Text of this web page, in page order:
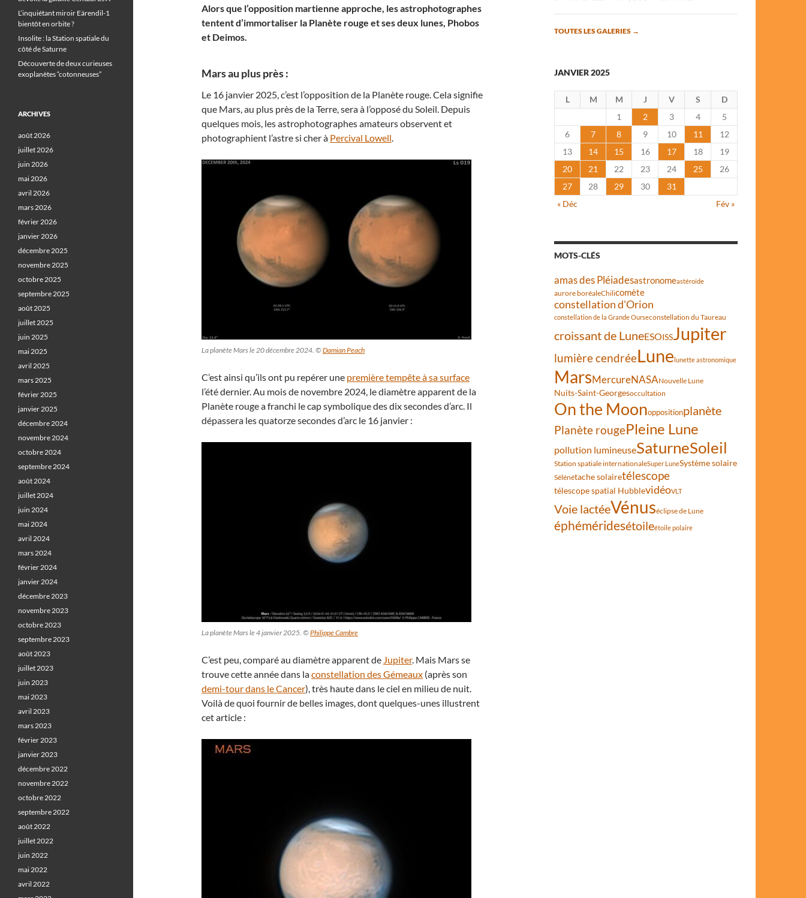
Alors que l’opposition martienne approche, les astrophotographes
tentent d’immortaliser la Planète rouge et ses deux lunes, Phobos
et Deimos.
Mars au plus près :
Le 16 janvier 2025, c’est l’opposition de la Planète rouge. Cela signifie
que Mars, au plus près de la Terre, sera à l’opposé du Soleil. Depuis
quelques mois, les astrophotographes amateurs observent et
photographient l’astre si cher à Percival Lowell.
La planète Mars le 20 décembre 2024. ©Damian Peach
C’est ainsi qu’ils ont pu repérer une première tempête à sa surface
l’été dernier. Au mois de novembre 2024, le diamètre apparent de la
Planète rouge a franchi le cap symbolique des dix secondes d’arc. Il
dépassera les quatorze secondes d’arc le 16 janvier :
La planète Mars le 4 janvier 2025. ©Philippe Cambre
C’est peu, comparé au diamètre apparent de Jupiter. Mais Mars se
trouve cette année dans laconstellation des Gémeaux (après son
demi-tour dans le Cancer), très haute dans le ciel en milieu de nuit.
Voilà de quoi fournir de belles images, dont quelques-unes illustrent
cet article :
TOUTES LES GALERIES →
JANVIER 2025
L M M J V S
D
1
2 3 4
5
6
7 8 9 10 11
12
13
14 15 16 17 18
19
20
21 22 23 24 25
26
27
28 29 30
31
« Déc
Fév »
MOTS-CLÉS
amas des Pléiadesastronomeastéroïde
aurore boréaleChilicomète
constellation d'Orion
constellation de la Grande Ourseconstellation du Taureau
croissant de LuneESOISSJupiter
lumière cendréeLunelunette astronomique
MarsMercureNASANouvelle Lune
Nuits-Saint-Georgesoccultation
On the Moonoppositionplanète
Planète rougePleine Lune
pollution lumineuseSaturneSoleil
Station spatiale internationaleSuper LuneSystème solaire
Sélénétache solairetélescope
télescope spatial HubblevidéoVLT
Voie lactéeVénuséclipse de Lune
éphéméridesétoileétoile polaire
L’inquiétant miroir Eärendil-1
bientôt en orbite ?
Insolite : la Station spatiale du
côté de Saturne
Découverte de deux curieuses
exoplanètes “cotonneuses”
ARCHIVES
août 2026
juillet 2026
juin 2026
mai 2026
avril 2026
mars 2026
février 2026
janvier 2026
décembre 2025
novembre 2025
octobre 2025
septembre 2025
août 2025
juillet 2025
juin 2025
mai 2025
avril 2025
mars 2025
février 2025
janvier 2025
décembre 2024
novembre 2024
octobre 2024
septembre 2024
août 2024
juillet 2024
juin 2024
mai 2024
avril 2024
mars 2024
février 2024
janvier 2024
décembre 2023
novembre 2023
octobre 2023
septembre 2023
août 2023
juillet 2023
juin 2023
mai 2023
avril 2023
mars 2023
février 2023
janvier 2023
décembre 2022
novembre 2022
octobre 2022
septembre 2022
août 2022
juillet 2022
juin 2022
mai 2022
avril 2022